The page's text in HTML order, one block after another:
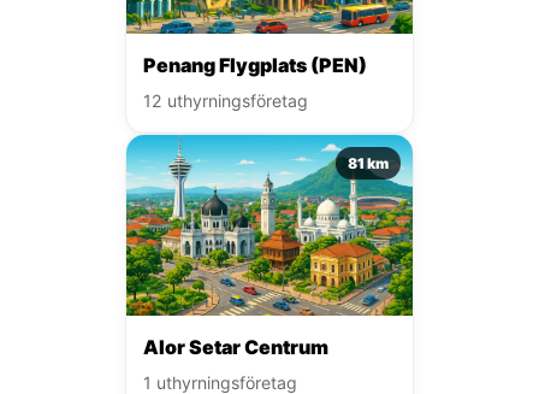
Penang Flygplats (PEN)
12 uthyrningsföretag
81 km
Alor Setar Centrum
1 uthyrningsföretag